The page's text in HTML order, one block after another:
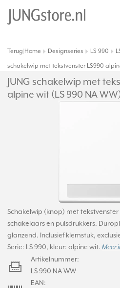
Terug Home Designseries LS 990
schakelwip met tekstvenster LS990
JUNG schakelwip met
alpine wit (LS 990 NA
Schakelwip (knop) met
schakelaars en pulsdrukkers.
glanzend. Inclusief klemstuk,
Serie: LS 990, kleur: alpine wit. Meer
Artikelnummer:
LS 990 NA WW
EAN: